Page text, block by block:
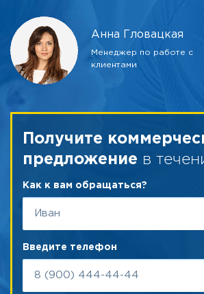
Анна Гловацкая
Менеджер по работе с
клиентами
Получите
предложение в
Как к вам обращаться?
Введите телефон